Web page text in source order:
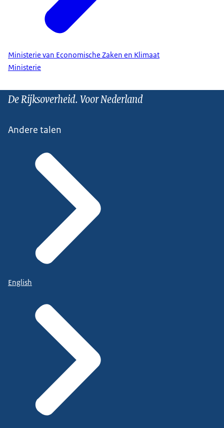
Ministerie van Economische Zaken en Klimaat
Ministerie
De Rijksoverheid. Voor Nederland
Andere talen
English